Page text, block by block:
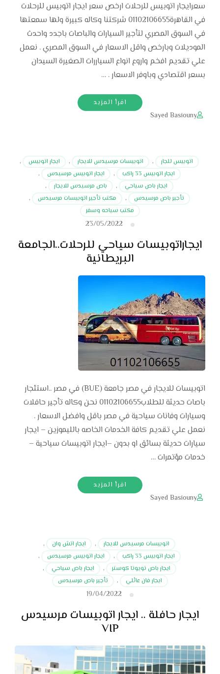
سعرايجار اتوبيس للرحلات ارخص سعر ايجار اتوبيس للرحلات
في القاهرة01102106655 شركتنا وكاله كبيرة ولها سمعتها
في السوق المصري لتأجير السيارات والباصات باجدد واحدث
الموديلات وبارخص واقل الاسعار في السوق المصري . نعمل
علي تقديم افخم واروع انواع السياررات الصغيرة السيدان
بسعر اقتصادي وباوفر الاسعار . …
اقرأ المزيد
Sayed Basiouny
اتوبيس للجار , اتوبيسات مرسيدس للايجار , ايجار اتوبيس
,
ايجار اتوبيس 33 راكب
, ايجار اتوبيس مرسيدس
,
ايجار باص سياحي
, باص مرسيدس للايجار
,
تأجير باص مرسيدس
, مكتب تأجير اتوبيسات مرسيدس
,
مكتب سياحه وسفر
23/05/2022
ايجاراتوبيسات سياحي للرحلات..الجامعة
البريطانية
اتوبيسات للايجار في مصر جامعة (BUE) في مصر ..استئجار
باصات حديثة للطلاب01102106655 نحن وكاله تأجير حافلات
وسيارات وفانات سياحية في مصر باقل وافضل الاسعار .
نعمل علي تقديم كافة الخدمات الخاصه بالليموزين – ايجار
سيارات حديثة بسائق او بدون –ايجار اتوبيسات سياحية –
خدمات مؤتمرات …
اقرأ المزيد
Sayed Basiouny
اتوبيسات مرسيدس للايجار , ايجار اتش وان
,
ايجار اتوبيس 33 راكب
, ايجار اتوبيس مرسيدس
,
ايجار باص تويوتا كوستر
, ايجار باص سياحي
,
ايجار فان عائلي
, تأجير باص مرسيدس
19/04/2022
ايجار حافلة .. ايجار اتوبيسات مرسيدس
VIP